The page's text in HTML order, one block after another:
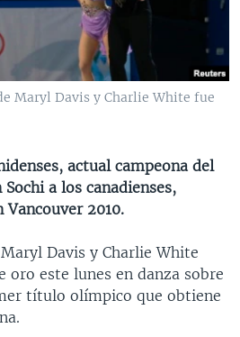
Maryl Davis y Charlie White fue
actual campeona del
a los canadienses,
2010.
Davis y Charlie White
oro este lunes en danza sobre
título olímpico que obtiene